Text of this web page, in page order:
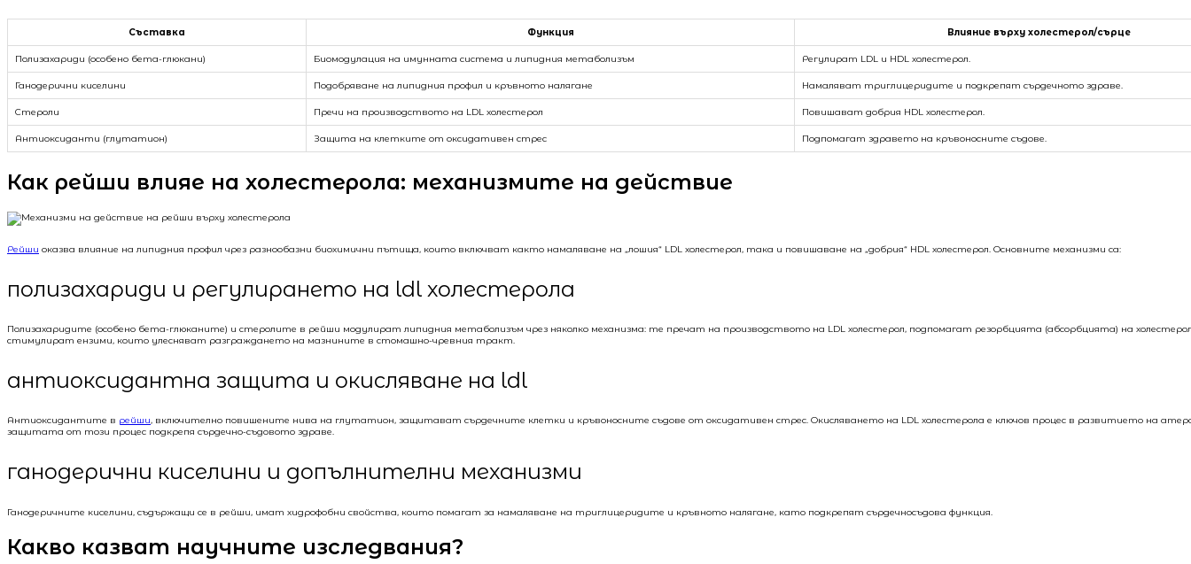
Съставка Функция Влияние върху холестерол/сърце
Полизахариди (особено бета-глюкани) Биомодулация на имунната система и липидния метаболизъм Регулират LDL и HDL холестерол.
Ганодерични киселини Подобряване на липидния профил и кръвното налягане Намаляват триглицеридите и подкрепят сърдечното здраве.
Стероли Пречи на производството на LDL холестерол Повишават добрия HDL холестерол.
Антиоксиданти (глутатион) Защита на клетките от оксидативен стрес Подпомагат здравето на кръвоносните съдове.
Как рейши влияе на холестерола: механизмите на действие
Рейши оказва влияние на липидния профил чрез разнообазни биохимични пътища, които включват както намаляване на „лошия“ LDL холестерол, така и повишаване на „добрия“ HDL холестерол. Основните механизми са:
полизахариди и регулирането на ldl холестерола
Полизахаридите (особено бета-глюканите) и стеролите в рейши модулират липидния метаболизъм чрез няколко механизма: те пречат на производството на LDL холестерол, подпомагат резорбцията (абсорбцията) на
стимулират ензими, които улесняват разграждането на мазнините в стомашно-чревния тракт.
антиоксидантна защита и окисляване на ldl
Антиоксидантите в рейши, включително повишените нива на глутатион, защитават сърдечните клетки и кръвоносните съдове от оксидативен стрес. Окисляването на LDL холестерола е ключов процес в развитието на
защитата от този процес подкрепя сърдечно-съдовото здраве.
ганодерични киселини и допълнителни механизми
Ганодеричните киселини, съдържащи се в рейши, имат хидрофобни свойства, които помагат за намаляване на триглицеридите и кръвното налягане, като подкрепят сърдечносъдова функция.
Какво казват научните изследвания?